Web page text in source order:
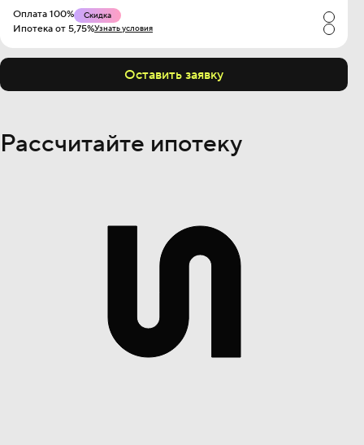
Оплата 100% Скидка
Ипотека от 5,75%Узнать условия
Оставить заявку
Рассчитайте ипотеку